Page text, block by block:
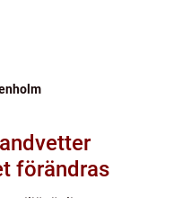
förändras